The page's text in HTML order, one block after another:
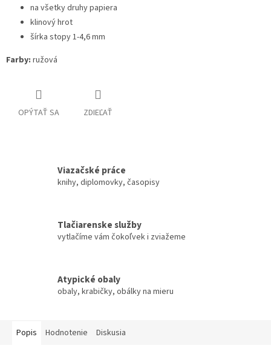
na všetky druhy papiera
klinový hrot
šírka stopy 1-4,6 mm
Farby: ružová
OPÝTAŤ SA ZDIEĽAŤ
Viazačské práce
knihy, diplomovky, časopisy
Tlačiarenske služby
vytlačíme vám čokoľvek i zviažeme
Atypické obaly
obaly, krabičky, obálky na mieru
Popis Hodnotenie Diskusia